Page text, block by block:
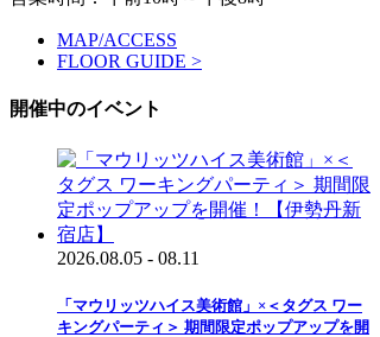
MAP/ACCESS
FLOOR GUIDE >
開催中のイベント
2026.08.05 - 08.11
「マウリッツハイス美術館」×＜タグス ワー
キングパーティ＞ 期間限定ポップアップを開